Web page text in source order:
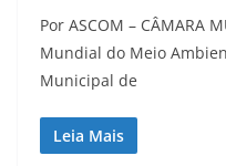
Por ASCOM – CÂMARA
Mundial do Meio
Municipal de
Leia Mais